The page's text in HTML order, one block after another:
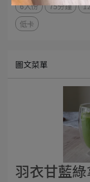
6人份
75分鐘
低卡
圖文菜單
羽衣甘藍